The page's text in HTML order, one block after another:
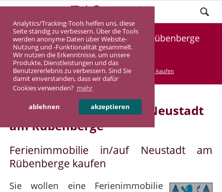
Analytics/Tracking-Tools helfen uns, diese
Seite ständig zu verbessern. Über die Tools
werden anonyme Daten über Website-
Nutzung und -Funktionalität gesammelt.
Wir nutzen die Erkenntnisse, um unsere
Produkte, Dienstleistungen und das
Benutzererlebnis zu verbessern. Sind Sie
damit einverstanden, dass wir dafür
Cookies verwenden? mehr
ablehnen akzeptieren
Ferienimmobilie Neustadt am Rübenberge
kaufen
DASINVEST Service Ferienimmobilie kaufen
Ferienimmobilie in/auf Neustadt
am Rübenberge
Ferienimmobilie in/auf Neustadt am
Rübenberge kaufen
Sie wollen eine Ferienimmobilie